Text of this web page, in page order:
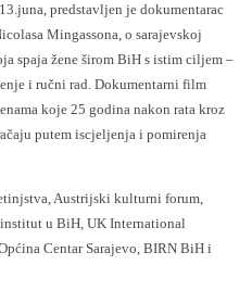
predstavljen je dokumentarac
Mingassona, o sarajevskoj
spaja žene širom BiH s istim ciljem –
i ručni rad. Dokumentarni film
koje 25 godina nakon rata kroz
putem iscjeljenja i pomirenja
Austrijski kulturni forum,
institut u BiH, UK International
Centar Sarajevo, BIRN BiH i